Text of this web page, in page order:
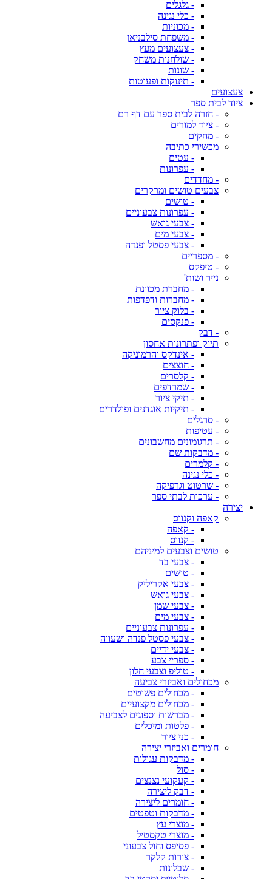
- גלגלים
- כלי נגינה
- מכוניות
- משפחת סילבניאן
- צעצועים מעץ
- שולחנות משחק
- שונות
- תינוקות ופעוטות
צעצועים
ציוד לבית ספר
- חזרה לבית ספר עם דף רם
- ציוד למורים
- מחקים
מכשירי כתיבה
- עטים
- עפרונות
- מחדדים
צבעים טושים ומרקרים
- טושים
- עפרונות צבעוניים
- צבעי גואש
- צבעי מים
- צבעי פסטל ופנדה
- מספריים
- טיפקס
נייר ושות'
- מחברת מכוונת
- מחברות ודפדפות
- בלוק ציור
- פנקסים
- דבק
תיוק ופתרונות אחסון
- אינדקס והרמוניקה
- חוצצים
- קלסרים
- שמרדפים
- תיקי ציור
- תיקיות אוגדנים ופולדרים
- סרגלים
- עטיפות
- תרגומונים מחשבונים
- מדבקות שם
- קלמרים
- כלי נגינה
- שרטוט וגרפיקה
- ערכות לבתי ספר
יצירה
קאפה וקנווס
- קאפה
- קנווס
טושים וצבעים למיניהם
- צבעי בד
- טושים
- צבעי אקריליק
- צבעי גואש
- צבעי שמן
- צבעי מים
- עפרונות צבעוניים
- צבעי פסטל פנדה ושעווה
- צבעי ידיים
- ספריי צבע
- טוליפ וצבעי חלון
מכחולים ואביזרי צביעה
- מכחולים פשוטים
- מכחולים מקצועיים
- מברשות וספוגים לצביעה
- פלטות ומיכלים
- כני ציור
חומרים ואביזרי יצירה
- מדבקות עגולות
- סול
- קעקועי נצנצים
- דבק ליצירה
- חומרים ליצירה
- מדבקות וטפטים
- מוצרי עץ
- מוצרי טקסטיל
- פסיפס וחול צבעוני
- צורות קלקר
- שבלונות